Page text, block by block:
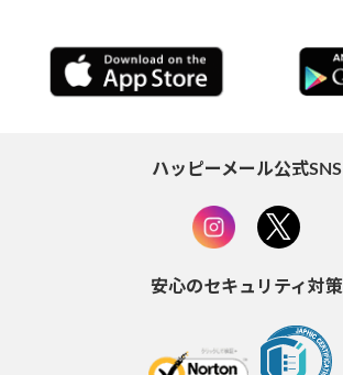
ハッピーメール公式SNS
安心のセキュリティ対策